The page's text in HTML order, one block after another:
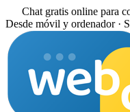
Chat gratis online para
Desde móvil y ordenador ·